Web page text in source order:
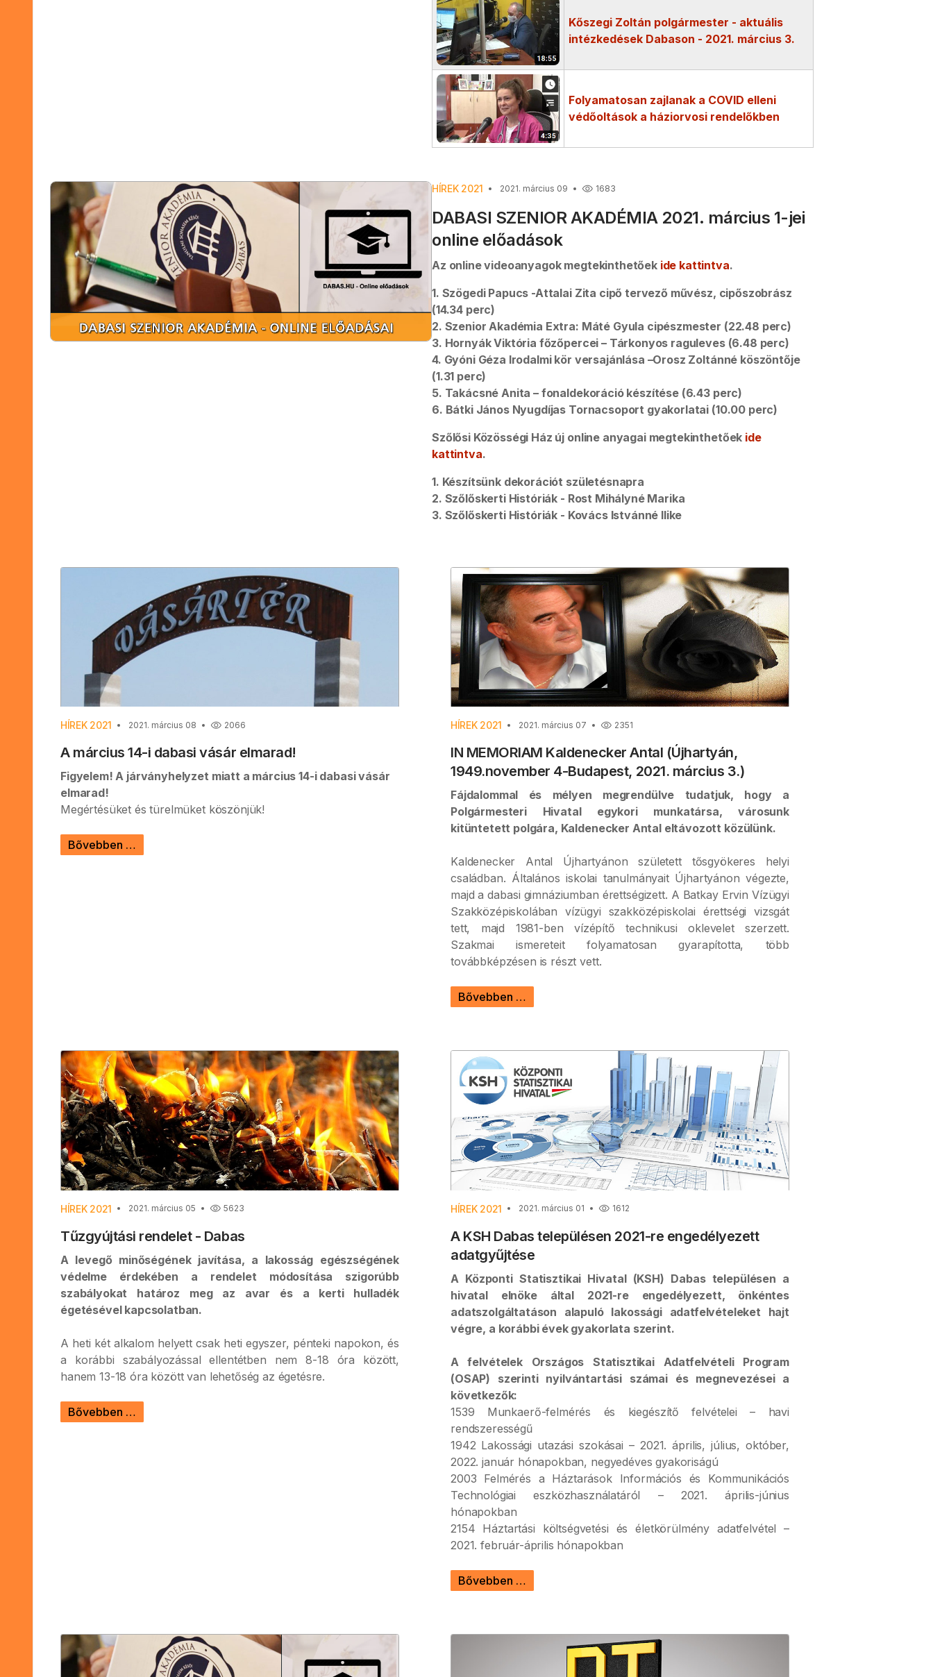
Kőszegi Zoltán polgármester - aktuális
intézkedések Dabason - 2021. március 3.
Folyamatosan zajlanak a COVID elleni
védőoltások a háziorvosi rendelőkben
HÍREK 2021 2021. március 09 1683
DABASI SZENIOR AKADÉMIA 2021. március 1-jei
online előadások
Az online videoanyagok megtekinthetőek ide kattintva.
1. Szögedi Papucs -Attalai Zita cipő tervező művész, cipőszobrász
(14.34 perc)
2. Szenior Akadémia Extra: Máté Gyula cipészmester (22.48 perc)
3. Hornyák Viktória főzőpercei – Tárkonyos raguleves (6.48 perc)
4. Gyóni Géza Irodalmi kör versajánlása –Orosz Zoltánné köszöntője
(1.31 perc)
5. Takácsné Anita – fonaldekoráció készítése (6.43 perc)
6. Bátki János Nyugdíjas Tornacsoport gyakorlatai (10.00 perc)
Szőlősi Közösségi Ház új online anyagai megtekinthetőek ide
kattintva.
1. Készítsünk dekorációt születésnapra
2. Szőlőskerti Históriák - Rost Mihályné Marika
3. Szőlőskerti Históriák - Kovács Istvánné Ilike
HÍREK 2021 2021. március 08 2066
A március 14-i dabasi vásár elmarad!
Figyelem! A járványhelyzet miatt a március 14-i dabasi vásár
elmarad!
Megértésüket és türelmüket köszönjük!
Bővebben …
HÍREK 2021 2021. március 07 2351
IN MEMORIAM Kaldenecker Antal (Újhartyán,
1949.november 4-Budapest, 2021. március 3.)
Fájdalommal és mélyen megrendülve tudatjuk, hogy a
Polgármesteri Hivatal egykori munkatársa, városunk
kitüntetett polgára, Kaldenecker Antal eltávozott közülünk.
Kaldenecker Antal Újhartyánon született tősgyökeres helyi
családban. Általános iskolai tanulmányait Újhartyánon végezte,
majd a dabasi gimnáziumban érettségizett. A Batkay Ervin Vízügyi
Szakközépiskolában vízügyi szakközépiskolai érettségi vizsgát
tett, majd 1981-ben vízépítő technikusi oklevelet szerzett.
Szakmai ismereteit folyamatosan gyarapította, több
továbbképzésen is részt vett.
Bővebben …
HÍREK 2021 2021. március 05 5623
Tűzgyújtási rendelet - Dabas
A levegő minőségének javítása, a lakosság egészségének
védelme érdekében a rendelet módosítása szigorúbb
szabályokat határoz meg az avar és a kerti hulladék
égetésével kapcsolatban.
A heti két alkalom helyett csak heti egyszer, pénteki napokon, és
a korábbi szabályozással ellentétben nem 8-18 óra között,
hanem 13-18 óra között van lehetőség az égetésre.
Bővebben …
HÍREK 2021 2021. március 01 1612
A KSH Dabas településen 2021-re engedélyezett
adatgyűjtése
A Központi Statisztikai Hivatal (KSH) Dabas településen a
hivatal elnöke által 2021-re engedélyezett, önkéntes
adatszolgáltatáson alapuló lakossági adatfelvételeket hajt
végre, a korábbi évek gyakorlata szerint.
A felvételek Országos Statisztikai Adatfelvételi Program
(OSAP) szerinti nyilvántartási számai és megnevezései a
következők:
1539 Munkaerő-felmérés és kiegészítő felvételei – havi
rendszerességű
1942 Lakossági utazási szokásai – 2021. április, július, október,
2022. január hónapokban, negyedéves gyakoriságú
2003 Felmérés a Háztarások Információs és Kommunikációs
Technológiai eszközhasználatáról – 2021. április-június
hónapokban
2154 Háztartási költségvetési és életkörülmény adatfelvétel –
2021. február-április hónapokban
Bővebben …